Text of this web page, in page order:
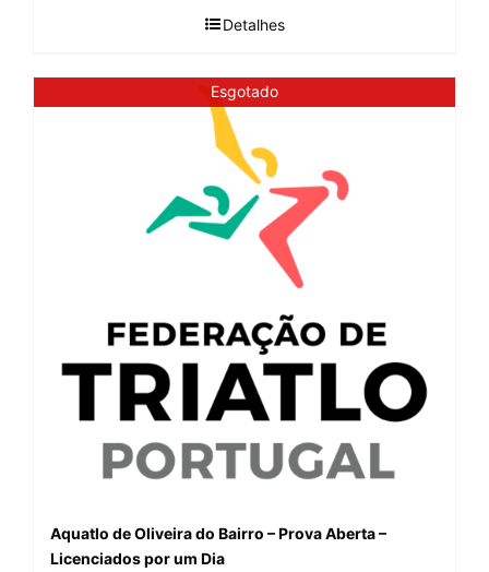
Detalhes
Esgotado
Aquatlo de Oliveira do Bairro – Prova Aberta –
Licenciados por um Dia